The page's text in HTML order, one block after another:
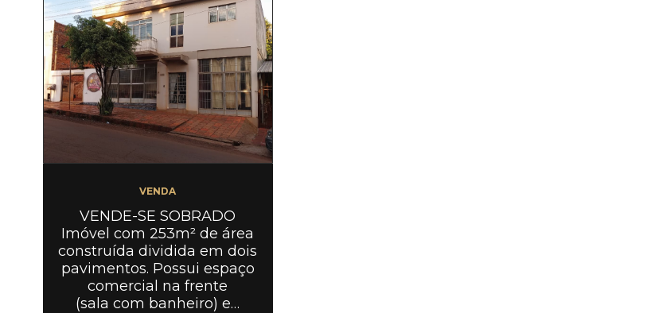
VENDA
VENDE-SE SOBRADO
Imóvel com 253m² de área
construída dividida em dois
pavimentos. Possui espaço
comercial na frente
(sala com banheiro) e…